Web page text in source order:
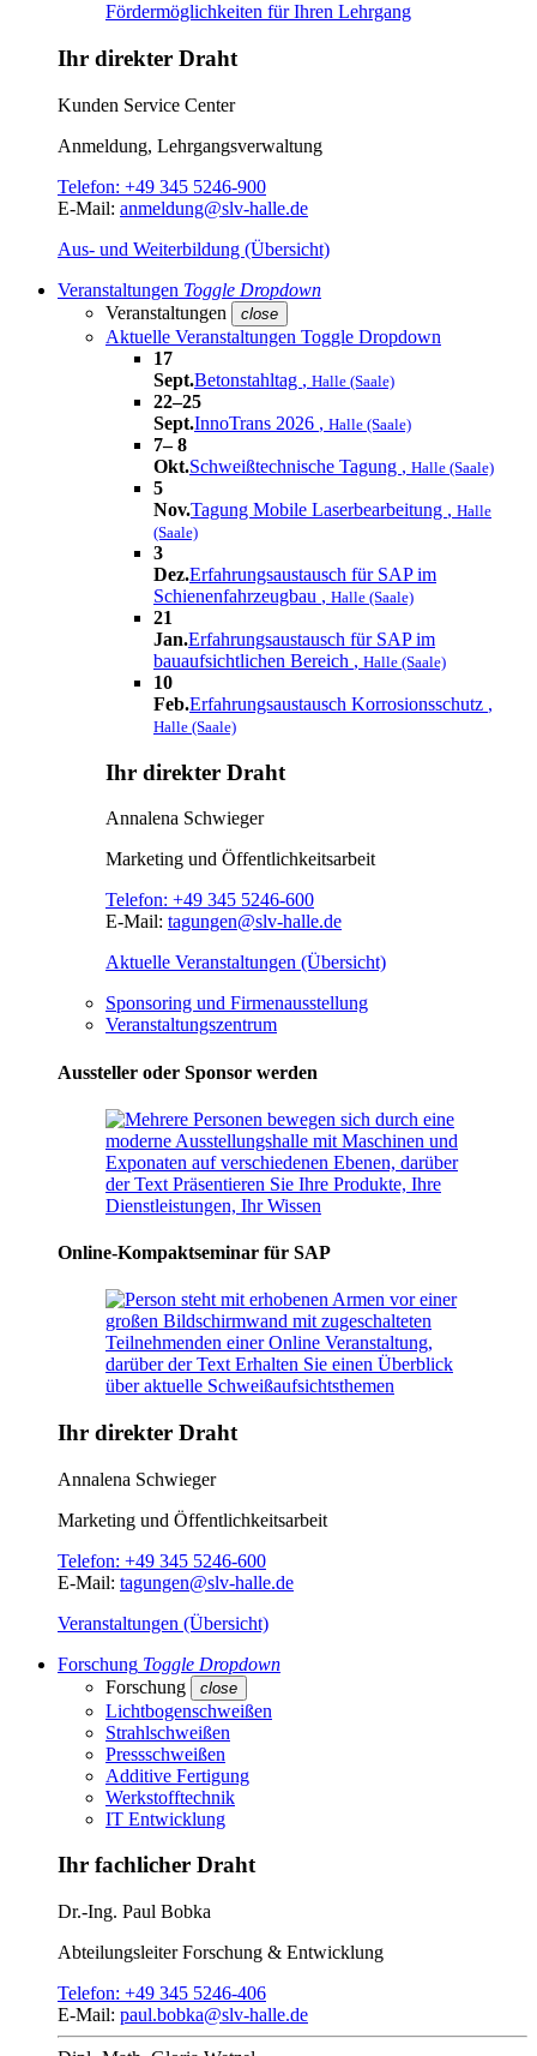
Ihr direkter Draht
Kunden Service Center
Anmeldung, Lehrgangsverwaltung
Telefon: +49 345 5246-900
E-Mail: anmeldung@slv-halle.de
Aus- und Weiterbildung (Übersicht)
Veranstaltungen Toggle Dropdown
Veranstaltungen
close
Aktuelle Veranstaltungen Toggle Dropdown
17
Sept.Betonstahltag , Halle (Saale)
22–25
Sept.InnoTrans 2026 , Halle (Saale)
7– 8
Okt.Schweißtechnische Tagung , Halle (Saale)
5
Nov.Tagung Mobile Laserbearbeitung , Halle
(Saale)
3
Dez.Erfahrungsaustausch für SAP im
Schienenfahrzeugbau , Halle (Saale)
21
Jan.Erfahrungsaustausch für SAP im
bauaufsichtlichen Bereich , Halle (Saale)
10
Feb.Erfahrungsaustausch Korrosionsschutz ,
Halle (Saale)
Ihr direkter Draht
Annalena Schwieger
Marketing und Öffentlichkeitsarbeit
Telefon: +49 345 5246-600
E-Mail: tagungen@slv-halle.de
Aktuelle Veranstaltungen (Übersicht)
Sponsoring und Firmenausstellung
Veranstaltungszentrum
Aussteller oder Sponsor werden
Online-Kompaktseminar für SAP
Ihr direkter Draht
Annalena Schwieger
Marketing und Öffentlichkeitsarbeit
Telefon: +49 345 5246-600
E-Mail: tagungen@slv-halle.de
Veranstaltungen (Übersicht)
Forschung Toggle Dropdown
Forschung
close
Lichtbogenschweißen
Strahlschweißen
Pressschweißen
Additive Fertigung
Werkstofftechnik
IT Entwicklung
Ihr fachlicher Draht
Dr.-Ing. Paul Bobka
AbteilungsleiterForschung & Entwicklung
Telefon: +49 345 5246-406
E-Mail: paul.bobka@slv-halle.de